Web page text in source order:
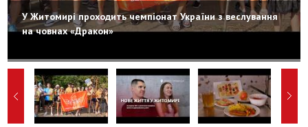
У Житомирі проходить чемпіонат України з веслування
на човнах «Дракон»